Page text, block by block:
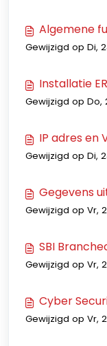
Algemene
Gewijzigd op Di,
Installatie
Gewijzigd op Do,
IP adres en
Gewijzigd op Di,
Gegevens
Gewijzigd op Vr,
SBI
Gewijzigd op Vr,
Cyber
Gewijzigd op Vr,